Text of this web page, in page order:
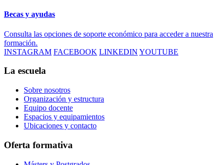
Becas y ayudas
Consulta las opciones de soporte económico para acceder a nuestra
formación.
INSTAGRAM FACEBOOK LINKEDIN YOUTUBE
La escuela
Sobre nosotros
Organización y estructura
Equipo docente
Espacios y equipamientos
Ubicaciones y contacto
Oferta formativa